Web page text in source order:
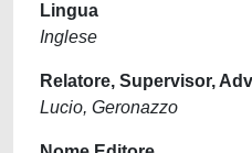
Lingua
Inglese
Relatore, Supervisor,
Lucio, Geronazzo